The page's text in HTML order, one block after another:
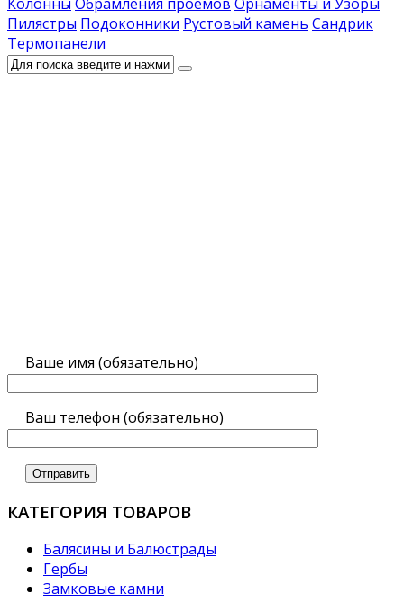
Пилястры Подоконники Рустовый камень Сандрик
Термопанели
Ваше имя (обязательно)
Ваш телефон (обязательно)
КАТЕГОРИЯ ТОВАРОВ
Балясины и Балюстрады
Гербы
Замковые камни